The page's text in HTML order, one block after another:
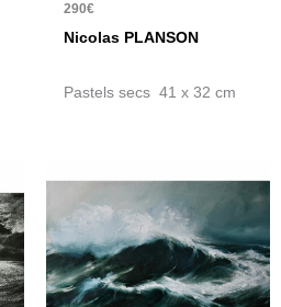
290€
Nicolas PLANSON
Pastels secs 41 x 32 cm